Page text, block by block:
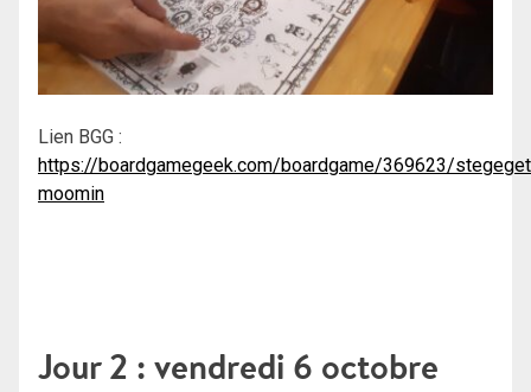
Lien BGG :
https://boardgamegeek.com/boardgame/369623/
moomin
Jour 2 : vendredi 6 octobre